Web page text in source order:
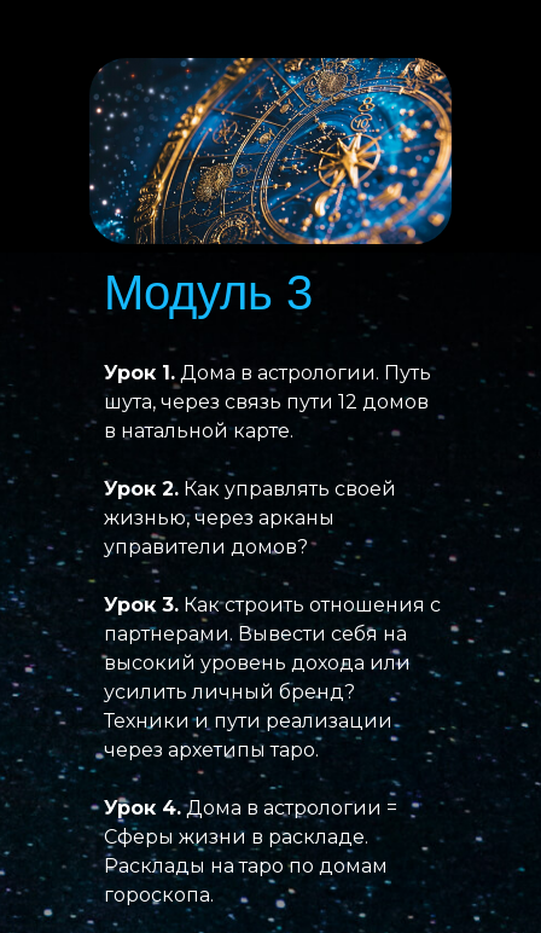
Урок 1. Дома в астрологии. Путь
шута, через связь пути 12 домов
в натальной карте.
Урок 2. Как управлять своей
жизнью, через арканы
управители домов?
Урок 3. Как строить отношения с
партнерами. Вывести себя на
высокий уровень дохода или
усилить личный бренд?
Техники и пути реализации
через архетипы таро.
Урок 4.Дома в астрологии =
Сферы жизни в раскладе.
Расклады на таро по домам
гороскопа.
Модуль 3